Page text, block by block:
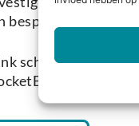
bespreken we de
scherm, een
E301